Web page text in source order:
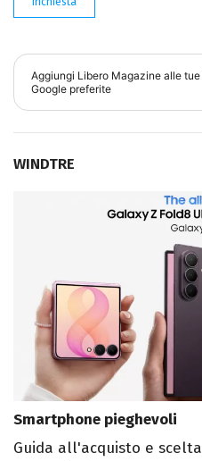
Aggiungi Libero Magazine alle
Google preferite
WINDTRE
Smartphone pieghevoli
Guida all'acquisto e